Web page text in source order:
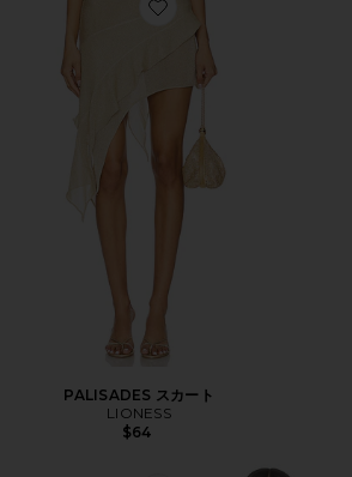
Favorite PALISADES スカート
PALISADES スカート
LIONESS
$64